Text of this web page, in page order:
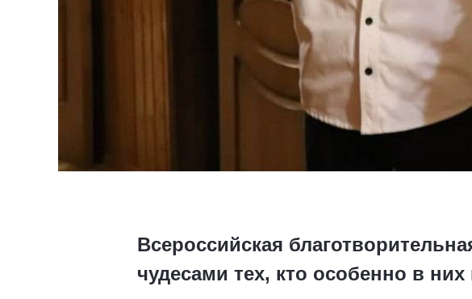
Всероссийская
чудесами тех, кто особенно в них